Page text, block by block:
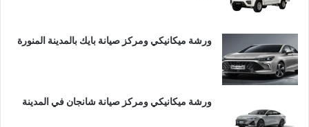
ورشة ميكانيكي ومركز صيانة بايك بالمدينة المنورة
ورشة ميكانيكي ومركز صيانة شانجان في المدينة